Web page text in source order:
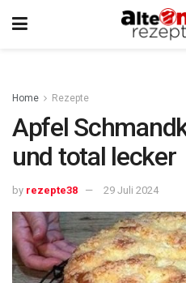
Home Rezepte
Apfel
und total lecker
by rezepte38 29 Juli 2024